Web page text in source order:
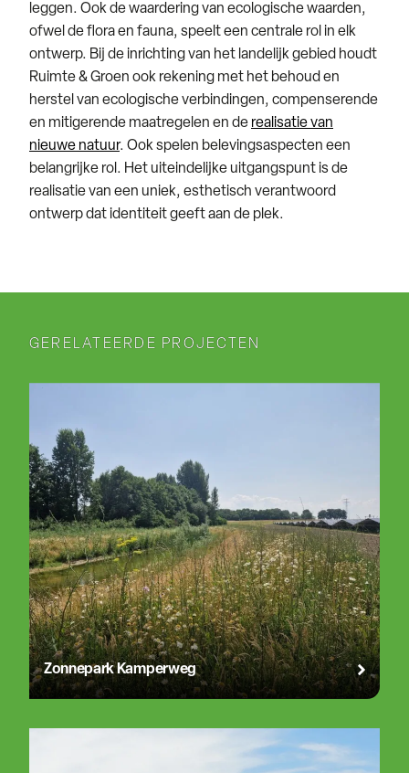
leggen. Ook de waardering van ecologische waarden,
ofwel de flora en fauna, speelt een centrale rol in elk
ontwerp. Bij de inrichting van het landelijk gebied houdt
Ruimte & Groen ook rekening met het behoud en
herstel van ecologische verbindingen, compenserende
en mitigerende maatregelen en de realisatie van
nieuwe natuur. Ook spelen belevingsaspecten een
belangrijke rol. Het uiteindelijke uitgangspunt is de
realisatie van een uniek, esthetisch verantwoord
ontwerp dat identiteit geeft aan de plek.
GERELATEERDE PROJECTEN
Zonnepark Kamperweg